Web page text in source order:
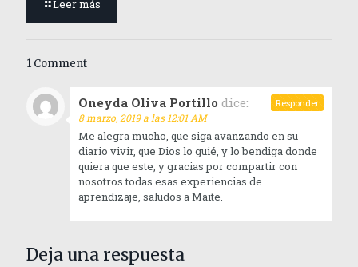
Leer más
1 Comment
Oneyda Oliva Portillo dice:
8 marzo, 2019 a las 12:01 AM
Me alegra mucho, que siga avanzando en su
diario vivir, que Dios lo guié, y lo bendiga donde
quiera que este, y gracias por compartir con
nosotros todas esas experiencias de
aprendizaje, saludos a Maite.
Responder
Deja una respuesta